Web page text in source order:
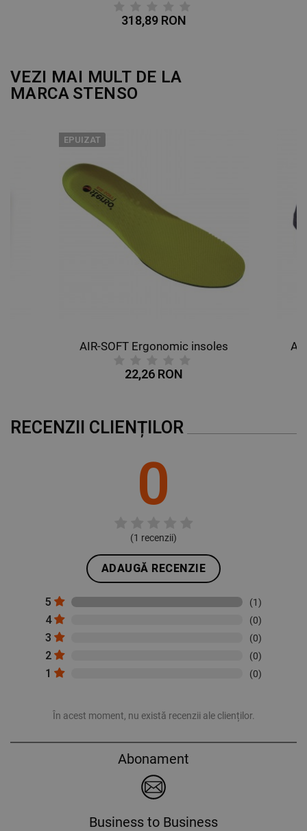
318,89 RON
VEZI MAI MULT DE LA
MARCA STENSO
EPUIZAT
AIR-SOFT Ergonomic insoles
22,26 RON
RECENZII CLIENȚILOR
0
(1 recenzii)
ADAUGĂ RECENZIE
5 (1)
4 (0)
3 (0)
2 (0)
1 (0)
În acest moment, nu există recenzii ale clienților.
Abonament
Business to Business